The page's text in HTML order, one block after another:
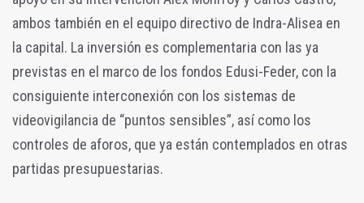
ambos también en el equipo directivo de Indra-Alisea en
la capital. La inversión es complementaria con las ya
previstas en el marco de los fondos Edusi-Feder, con la
consiguiente interconexión con los sistemas de
videovigilancia de “puntos sensibles”, así como los
controles de aforos, que ya están contemplados en otras
partidas presupuestarias.